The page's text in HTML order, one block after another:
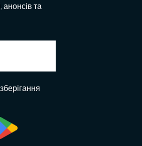
анонсів та